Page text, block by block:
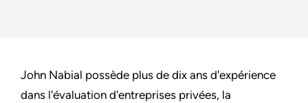
John Nabial possède plus de dix ans d'expérience
dans l'évaluation d'entreprises privées, la